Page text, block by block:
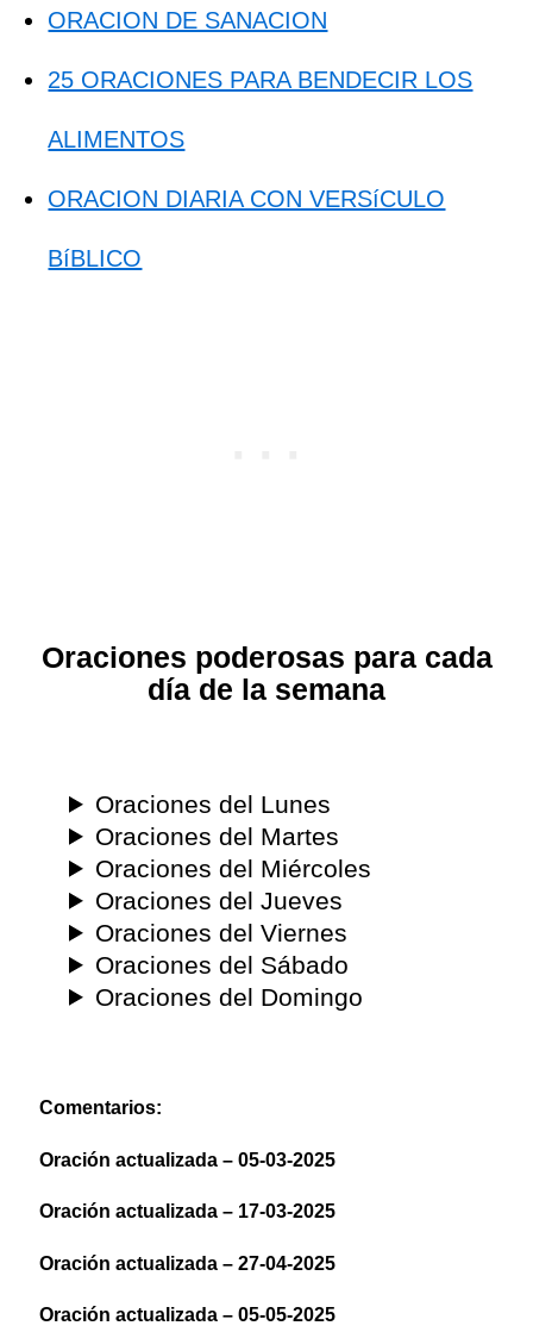
ORACION DE SANACION
25 ORACIONES PARA BENDECIR LOS
ALIMENTOS
ORACION DIARIA CON VERSíCULO
BíBLICO
Oraciones poderosas para cada
día de la semana
Oraciones del Lunes
Oraciones del Martes
Oraciones del Miércoles
Oraciones del Jueves
Oraciones del Viernes
Oraciones del Sábado
Oraciones del Domingo
Comentarios:
Oración actualizada – 05-03-2025
Oración actualizada – 17-03-2025
Oración actualizada – 27-04-2025
Oración actualizada – 05-05-2025